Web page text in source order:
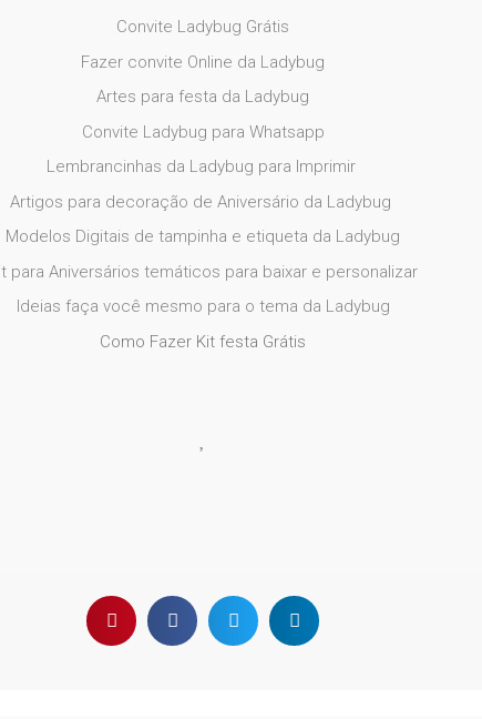
Convite Ladybug Grátis
Fazer convite Online da Ladybug
Artes para festa da Ladybug
Convite Ladybug para Whatsapp
Lembrancinhas da Ladybug para Imprimir
Artigos para decoração de Aniversário da Ladybug
Modelos Digitais de tampinha e etiqueta da Ladybug
para Aniversários temáticos para baixar e personalizar
Ideias faça você mesmo para o tema da Ladybug
Como Fazer Kit festa Grátis